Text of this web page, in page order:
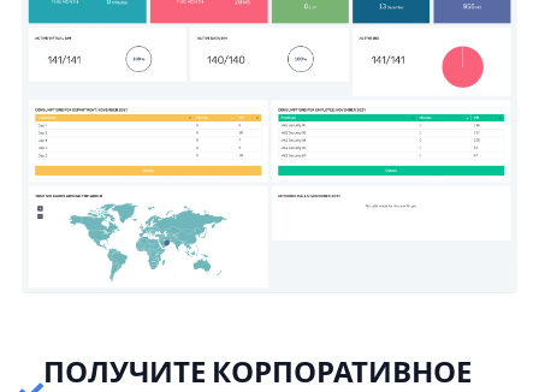
ПОЛУЧИТЕ КОРПОРАТИВНОЕ